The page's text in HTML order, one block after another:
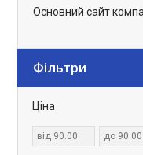
Основний сайт
Фільтри
Ціна